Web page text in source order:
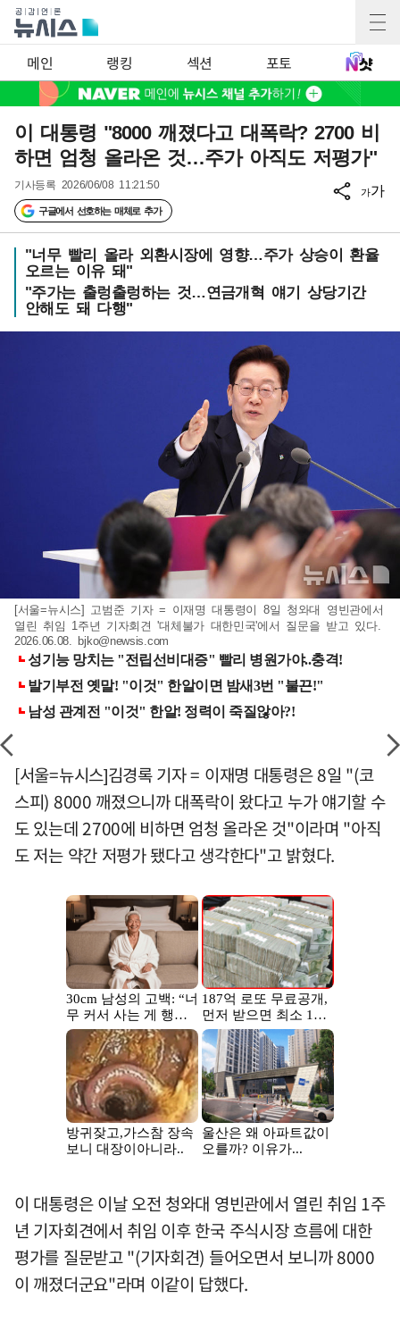
메인 랭킹 섹션 포토
이 대통령 "8000 깨졌다고 대폭락? 2700 비
하면 엄청 올라온 것…주가 아직도 저평가"
기사등록 2026/06/08 11:21:50
구글에서 선호하는 매체로 추가
가가
"너무 빨리 올라 외환시장에 영향…주가 상승이 환율
오르는 이유 돼"
"주가는 출렁출렁하는 것…연금개혁 얘기 상당기간
안해도 돼 다행"
[서울=뉴시스] 고범준 기자 = 이재명 대통령이 8일 청와대 영빈관에서
열린 취임 1주년 기자회견 '대체불가 대한민국'에서 질문을 받고 있다.
2026.06.08. bjko@newsis.com
[서울=뉴시스]김경록 기자 = 이재명 대통령은 8일 "(코
스피) 8000 깨졌으니까 대폭락이 왔다고 누가 얘기할 수
도 있는데 2700에 비하면 엄청 올라온 것"이라며 "아직
도 저는 약간 저평가 됐다고 생각한다"고 밝혔다.
이 대통령은 이날 오전 청와대 영빈관에서 열린 취임 1주
년 기자회견에서 취임 이후 한국 주식시장 흐름에 대한
평가를 질문받고 "(기자회견) 들어오면서 보니까 8000
이 깨졌더군요"라며 이같이 답했다.